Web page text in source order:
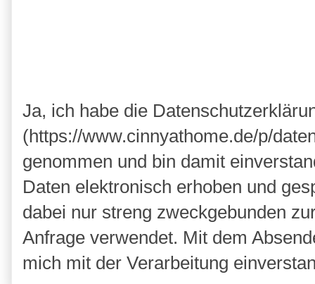
Ja, ich habe die
(https://www.cinnyathome.de/p/
genommen und bin damit
Daten elektronisch erhoben und
dabei nur streng zweckgebunden
Anfrage verwendet. Mit dem
mich mit der Verarbeitung